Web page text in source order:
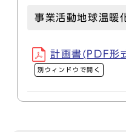
事業活動地球温暖
計画書(PDF
別ウィンドウで開く